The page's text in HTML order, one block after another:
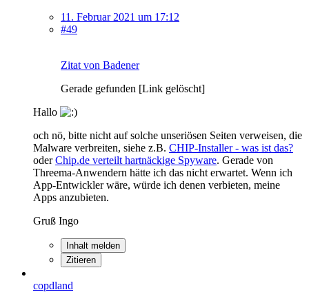
11. Februar 2021 um 17:12
#49
Zitat von Badener
Gerade gefunden [Link gelöscht]
Hallo
och nö, bitte nicht auf solche unseriösen Seiten verweisen, die
Malware verbreiten, siehe z.B. CHIP-Installer - was ist das?
oderChip.de verteilt hartnäckige Spyware. Gerade von
Threema-Anwendern hätte ich das nicht erwartet. Wenn ich
App-Entwickler wäre, würde ich denen verbieten, meine
Apps anzubieten.
Gruß Ingo
Inhalt melden
Zitieren
copdland